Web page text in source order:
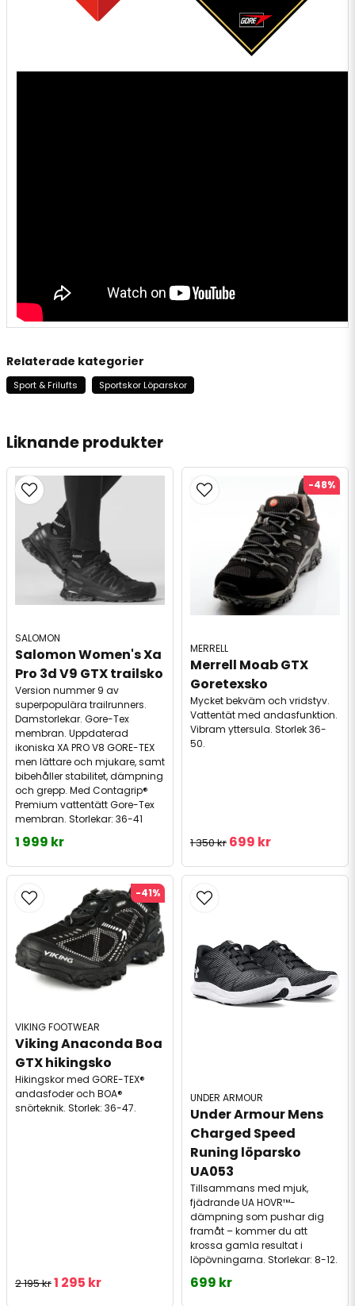
Liknande produkter
SALOMON
Salomon Women's Xa
Pro 3d V9 GTX trailsko
Version nummer 9 av
superpopulära trailrunners.
Damstorlekar. Gore-Tex
membran. Uppdaterad
ikoniska XA PRO V8 GORE-TEX
men lättare och mjukare, samt
bibehåller stabilitet, dämpning
och grepp. Med Contagrip®
Premium vattentätt Gore-Tex
membran. Storlekar: 36-41
1 999 kr
MERRELL
Merrell Moab GTX
Goretexsko
Mycket bekväm och vridstyv.
Vattentät med andasfunktion.
Vibram yttersula. Storlek 36-
50.
1 350 kr 699 kr
-48%
VIKING FOOTWEAR
Viking Anaconda Boa
GTX hikingsko
Hikingskor med GORE-TEX®
andasfoder och BOA®
snörteknik. Storlek: 36-47.
2 195 kr1 295 kr
-41%
UNDER ARMOUR
Under Armour Mens
Charged Speed ​​
Runing löparsko
UA053
Tillsammans med mjuk,
fjädrande UA HOVR™-
dämpning som pushar dig
framåt – kommer du att
krossa gamla resultat i
löpövningarna. Storlekar: 8-12.
699 kr
Relaterade kategorier
Sport & Frilufts Sportskor Löparskor